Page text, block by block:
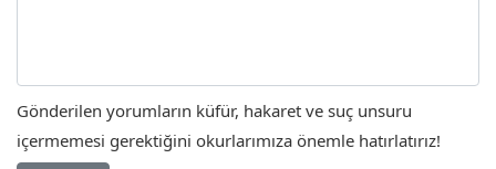
Gönderilen yorumların küfür, hakaret ve suç unsuru
içermemesi gerektiğini okurlarımıza önemle hatırlatırız!